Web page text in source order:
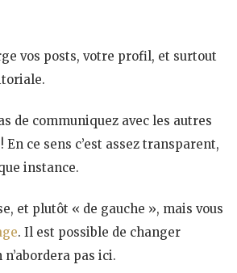
vos posts, votre profil, et surtout
de communiquez avec les autres
ce sens c’est assez transparent,
instance.
et plutôt « de gauche », mais vous
. Il est possible de changer
pas ici.